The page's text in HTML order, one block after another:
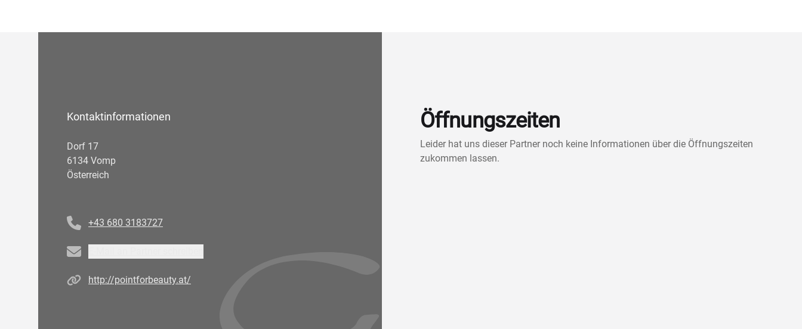
Kontaktinformationen
Dorf 17
6134 Vomp
Österreich
+43 680 3183727
Email
Homepagehttp://pointforbeauty.at/
Öffnungszeiten
Leider hat uns dieser Partner noch keine Informationen über die Öffnungszeiten
zukommen lassen.